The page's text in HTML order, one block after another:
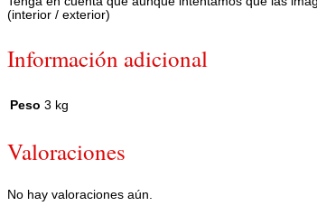
(interior / exterior)
Información adicional
Peso 3 kg
Valoraciones
No hay valoraciones aún.